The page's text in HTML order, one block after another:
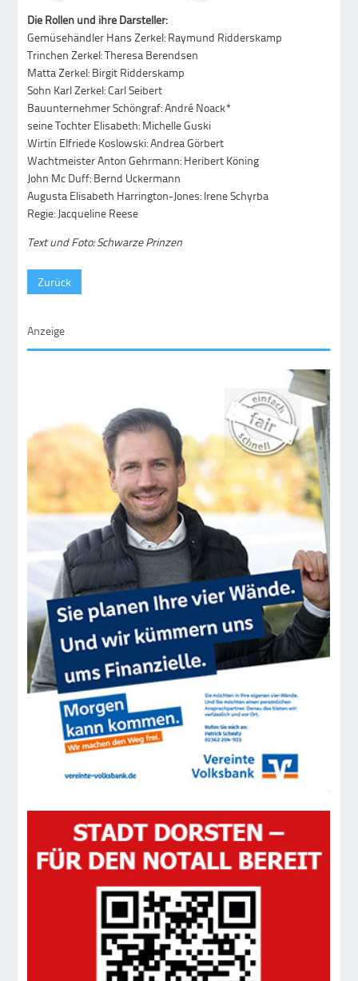
Die Rollen und ihre Darsteller:
Gemüsehändler Hans Zerkel: Raymund Ridderskamp
Trinchen Zerkel: Theresa Berendsen
Matta Zerkel: Birgit Ridderskamp
Sohn Karl Zerkel: Carl Seibert
Bauunternehmer Schöngraf: André Noack*
seine Tochter Elisabeth: Michelle Guski
Wirtin Elfriede Koslowski: Andrea Görbert
Wachtmeister Anton Gehrmann: Heribert Köning
John Mc Duff: Bernd Uckermann
Augusta Elisabeth Harrington-Jones: Irene Schyrba
Regie: Jacqueline Reese
Text und Foto: Schwarze Prinzen
Zurück
Anzeige